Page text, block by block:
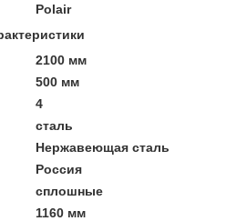
Polair
2100 мм
500 мм
4
сталь
Нержавеющая сталь
Россия
сплошные
1160 мм